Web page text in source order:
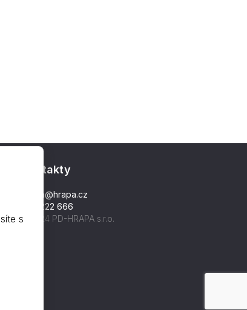
Kontakty
hrapa@hrapa.cz
577 222 666
©2024 PD-HRAPA s.r.o.